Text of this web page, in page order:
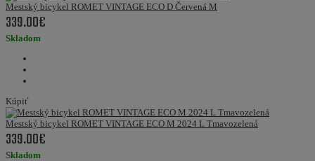
Mestský bicykel ROMET VINTAGE ECO D Červená M
339.00€
Skladom
Kúpiť
Mestský bicykel ROMET VINTAGE ECO M 2024 L Tmavozelená
339.00€
Skladom